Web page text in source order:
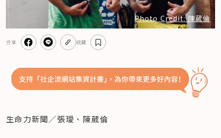
Photo Credit: 陳葳倫
分享 收藏
生命力新聞／張璦、陳葳倫